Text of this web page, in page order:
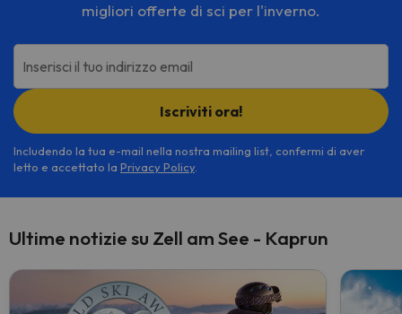
migliori offerte di sci per l'inverno.
Inserisci il tuo indirizzo email
Iscriviti ora!
Includendo la tua e-mail nella nostra mailing list, confermi di aver
letto e accettato la Privacy Policy.
Ultime notizie su Zell am See - Kaprun